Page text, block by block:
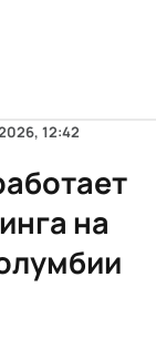
12:42
на